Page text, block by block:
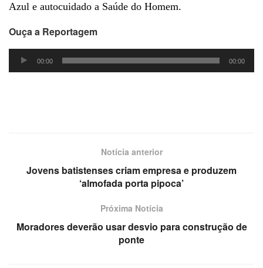
Azul e autocuidado a Saúde do Homem.
Ouça a Reportagem
Tocador
de
00:00 00:00
Notícia anterior
Jovens batistenses criam empresa e produzem
‘almofada porta pipoca’
Próxima Notícia
Moradores deverão usar desvio para construção de
ponte